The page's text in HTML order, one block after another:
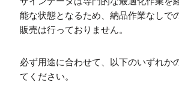
能な状態となるため、納品作業なしで
販売は行っておりません。
必ず用途に合わせて、以下のいずれか
てください。